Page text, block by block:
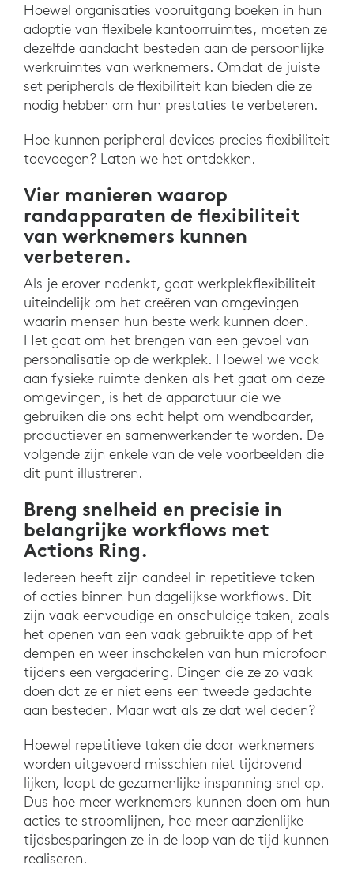
Hoewel organisaties vooruitgang boeken in hun
adoptie van flexibele kantoorruimtes, moeten ze
dezelfde aandacht besteden aan de persoonlijke
werkruimtes van werknemers. Omdat de juiste
set peripherals de flexibiliteit kan bieden die ze
nodig hebben om hun prestaties te verbeteren.
Hoe kunnen peripheral devices precies flexibiliteit
toevoegen? Laten we het ontdekken.
Vier manieren waarop
randapparaten de flexibiliteit
van werknemers kunnen
verbeteren.
Als je erover nadenkt, gaat werkplekflexibiliteit
uiteindelijk om het creëren van omgevingen
waarin mensen hun beste werk kunnen doen.
Het gaat om het brengen van een gevoel van
personalisatie op de werkplek. Hoewel we vaak
aan fysieke ruimte denken als het gaat om deze
omgevingen, is het de apparatuur die we
gebruiken die ons echt helpt om wendbaarder,
productiever en samenwerkender te worden. De
volgende zijn enkele van de vele voorbeelden die
dit punt illustreren.
Breng snelheid en precisie in
belangrijke workflows met
Actions Ring.
Iedereen heeft zijn aandeel in repetitieve taken
of acties binnen hun dagelijkse workflows. Dit
zijn vaak eenvoudige en onschuldige taken, zoals
het openen van een vaak gebruikte app of het
dempen en weer inschakelen van hun microfoon
tijdens een vergadering. Dingen die ze zo vaak
doen dat ze er niet eens een tweede gedachte
aan besteden. Maar wat als ze dat wel deden?
Hoewel repetitieve taken die door werknemers
worden uitgevoerd misschien niet tijdrovend
lijken, loopt de gezamenlijke inspanning snel op.
Dus hoe meer werknemers kunnen doen om hun
acties te stroomlijnen, hoe meer aanzienlijke
tijdsbesparingen ze in de loop van de tijd kunnen
realiseren.